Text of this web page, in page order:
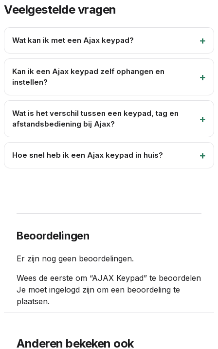
Veelgestelde vragen
Wat kan ik met een Ajax keypad?
Kan ik een Ajax keypad zelf ophangen en
instellen?
Wat is het verschil tussen een keypad, tag en
afstandsbediening bij Ajax?
Hoe snel heb ik een Ajax keypad in huis?
Beoordelingen
Er zijn nog geen beoordelingen.
Wees de eerste om “AJAX Keypad” te beoordelen
Je moet ingelogd zijn om een beoordeling te
plaatsen.
Anderen bekeken ook